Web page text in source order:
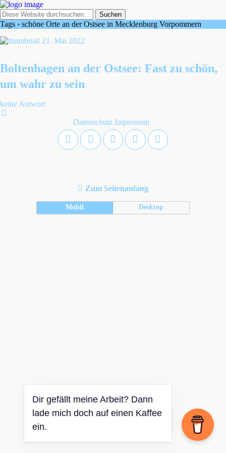
Tags › schöne Orte an der Ostsee in Mecklenburg Vorpommern
21. Mai 2022
Boltenhagen an der Ostsee: Fast zu schön,
um wahr zu sein
keine Antwort
Datenschutz Impressum
Zum Seitenanfang
Mobil Desktop
Dir gefällt meine Arbeit? Dann
lade mich doch auf einen Kaffee
ein.